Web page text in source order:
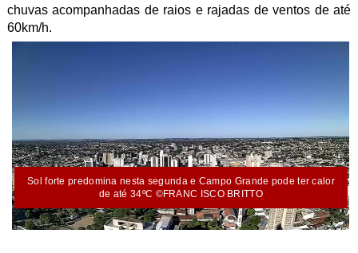
chuvas acompanhadas de raios e rajadas de ventos de até
60km/h.
Sol forte predomina nesta segunda e Campo Grande pode ter calor
de até 34ºC ©FRANC ISCO BRITTO